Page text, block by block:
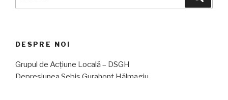
DESPRE NOI
Grupul de Acțiune Locală – DSGH
Depresiunea Sebiș Gurahonț Hălmagiu